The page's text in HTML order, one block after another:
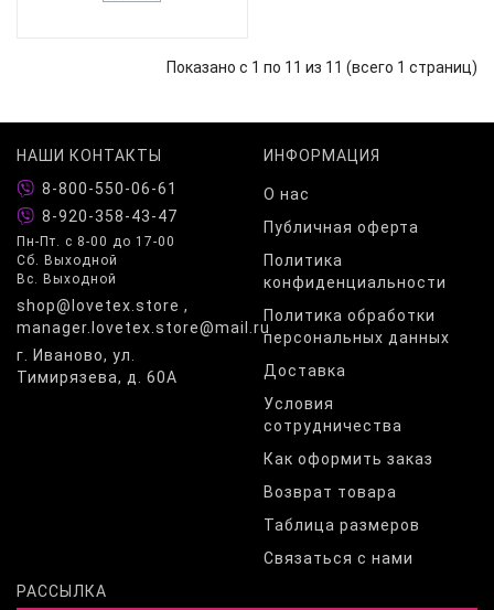
Показано с 1 по 11 из 11 (всего 1 страниц)
НАШИ КОНТАКТЫ
8-800-550-06-61
8-920-358-43-47
Пн-Пт. с 8-00 до 17-00
Сб. Выходной
Вс. Выходной
shop@lovetex.store ,
manager.lovetex.store@mail.ru
г. Иваново, ул.
Тимирязева, д. 60А
ИНФОРМАЦИЯ
О нас
Публичная оферта
Политика
конфиденциальности
Политика обработки
персональных данных
Доставка
Условия
сотрудничества
Как оформить заказ
Возврат товара
Таблица размеров
Связаться с нами
РАССЫЛКА